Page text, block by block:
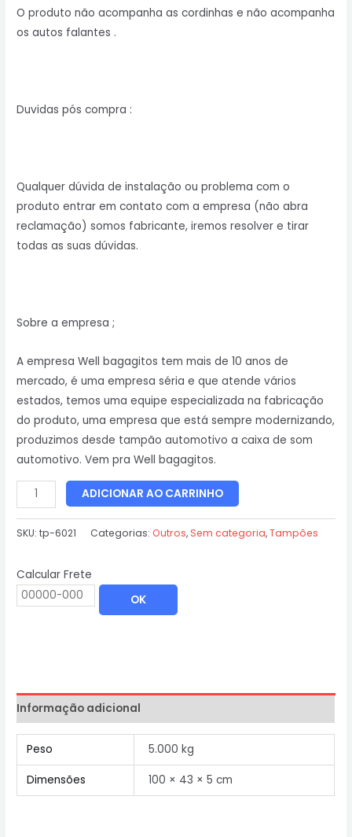
O produto não acompanha as cordinhas e não acompanha
os autos falantes .
Duvidas pós compra :
Qualquer dúvida de instalação ou problema com o
produto entrar em contato com a empresa (não abra
reclamação) somos fabricante, iremos resolver e tirar
todas as suas dúvidas.
Sobre a empresa ;
A empresa Well bagagitos tem mais de 10 anos de
mercado, é uma empresa séria e que atende vários
estados, temos uma equipe especializada na fabricação
do produto, uma empresa que está sempre modernizando,
produzimos desde tampão automotivo a caixa de som
automotivo. Vem pra Well bagagitos.
ADICIONAR AO CARRINHO
SKU:tp-6021 Categorias:Outros, Sem categoria,Tampões
Calcular Frete
OK
Informação adicional
Peso 5.000 kg
Dimensões 100 × 43 × 5 cm